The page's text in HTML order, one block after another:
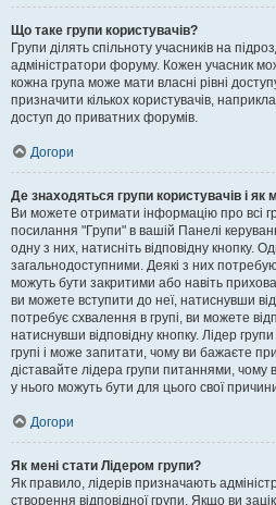
Що таке групи користувачів?
Групи ділять спільноту учасників на
адміністратори форуму. Кожен учасник
кожна група може мати власні рівні
призначити кількох користувачів,
доступ до приватних форумів.
Догори
Де знаходяться групи користувачів і як
Ви можете отримати інформацію про всі
посилання "Групи" в вашій Панелі
одну з них, натисніть відповідну кнопку.
загальнодоступними. Деякі з них
можуть бути закритими або навіть
ви можете вступити до неї, натиснувши
потребує схвалення в групі, ви можете
натиснувши відповідну кнопку. Лідер
групі і може запитати, чому ви бажаєте
діставайте лідера групи питаннями, чому
у нього можуть бути для цього свої
Догори
Як мені стати Лідером групи?
Як правило, лідерів призначають
створення відповідної групи. Якщо ви